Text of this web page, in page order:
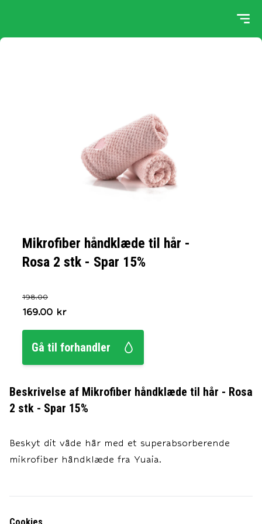
Mikrofiber håndklæde til hår -
Rosa 2 stk - Spar 15%
198.00
169.00 kr
Gå til forhandler
Beskrivelse af Mikrofiber håndklæde til hår - Rosa
2 stk - Spar 15%
Beskyt dit våde hår med et superabsorberende
mikrofiber håndklæde fra Yuaia.